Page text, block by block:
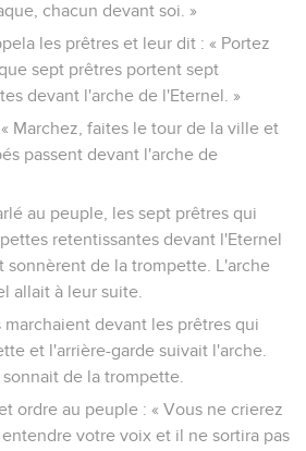
chacun devant soi. »
les prêtres et leur dit : « Portez
sept prêtres portent sept
devant l'arche de l'Eternel. »
Marchez, faites le tour de la ville et
passent devant l'arche de
au peuple, les sept prêtres qui
retentissantes devant l'Eternel
sonnèrent de la trompette. L'arche
allait à leur suite.
marchaient devant les prêtres qui
et l'arrière-garde suivait l'arche.
de la trompette.
ordre au peuple : « Vous ne crierez
votre voix et il ne sortira pas